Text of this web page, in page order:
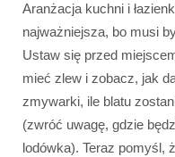
Aranżacja kuchni i
najważniejsza, bo musi
Ustaw się przed
mieć zlew i zobacz, jak
zmywarki, ile blatu
(zwróć uwagę, gdzie
lodówka). Teraz pomyśl,